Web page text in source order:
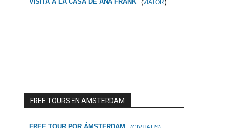
VISITA A LA CASA DE ANA FRANK VIATOR
FREE TOURS EN AMSTERDAM
FREE TOUR POR ÁMSTERDAM